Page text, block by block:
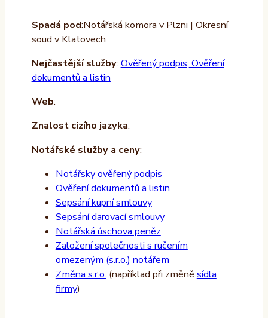
Spadá pod:Notářská komora v Plzni | Okresní
soud v Klatovech
Nejčastější služby: Ověřený podpis, Ověření
dokumentů a listin
Web:
Znalost cizího jazyka:
Notářské služby a ceny:
Notářsky ověřený podpis
Ověření dokumentů a listin
Sepsání kupní smlouvy
Sepsání darovací smlouvy
Notářská úschova peněz
Založení společnosti s ručením
omezeným (s.r.o.) notářem
Změna s.r.o. (například při změně sídla
firmy)